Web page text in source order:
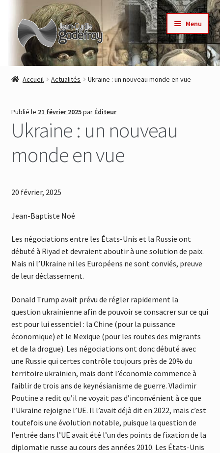
Aller
navigation
Aller
au
contenu
Menu
Accueil
Auteurs
Commande
Accueil Actualités Ukraine : un nouveau monde en vue
Publié le 21 février 2025par Éditeur
Ukraine : un nouveau
monde en vue
20 février, 2025
Jean-Baptiste Noé
Les négociations entre les États-Unis et la Russie ont
débuté à Riyad et devraient aboutir à une solution de paix.
Mais ni l’Ukraine ni les Européens ne sont conviés, preuve
de leur déclassement.
Donald Trump avait prévu de régler rapidement la
question ukrainienne afin de pouvoir se consacrer sur ce qui
est pour lui essentiel : la Chine (pour la puissance
économique) et le Mexique (pour les routes des migrants
et de la drogue). Les négociations ont donc débuté avec
une Russie qui certes contrôle toujours près de 20% du
territoire ukrainien, mais dont l’économie commence à
faiblir de trois ans de keynésianisme de guerre. Vladimir
Poutine a redit qu’il ne voyait pas d’inconvénient à ce que
l’Ukraine rejoigne l’UE. Il l’avait déjà dit en 2022, mais c’est
toutefois une évolution notable, puisque la question de
l’entrée dans l’UE avait été l’un des points de fixation de la
diplomatie russe au cours des années 2010. Les États-Unis